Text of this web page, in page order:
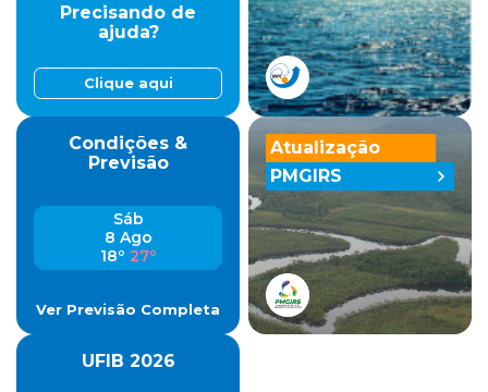
Precisando de
ajuda?
Clique aqui
Condições &
Previsão
Sáb
8 Ago
18º 27º
Ver Previsão Completa
UFIB 2026
Atualização
PMGIRS